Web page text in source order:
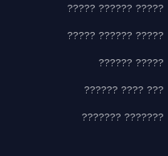
????? ?????? ?????
????? ?????? ?????
????? ??????
??? ???? ??????
??????? ???????